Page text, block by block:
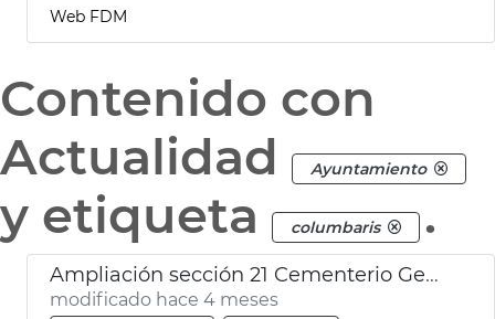
Web FDM
Contenido con
Actualidad
Ayuntamiento
y etiqueta columbaris .
Ampliación sección 21 Cementerio General València
modificado hace 4 meses